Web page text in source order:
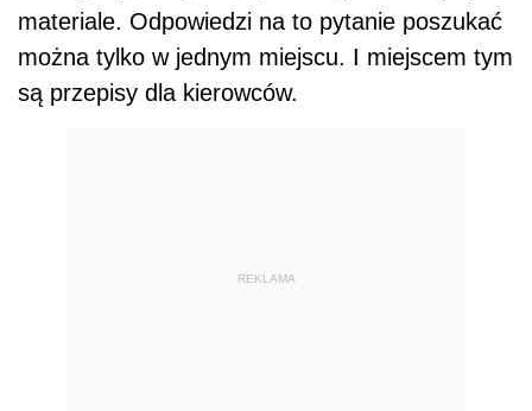
materiale. Odpowiedzi na to pytanie poszukać
można tylko w jednym miejscu. I miejscem tym
są przepisy dla kierowców.
REKLAMA